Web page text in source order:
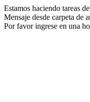
Estamos haciendo tareas
Mensaje desde carpeta de
Por favor ingrese en una